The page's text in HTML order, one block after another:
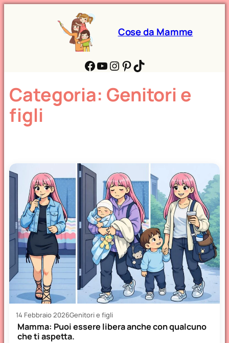
Cose da Mamme
Facebook YouTube Instagram Pinterest TikTok
Categoria: Genitori e
figli
14 Febbraio 2026Genitori e figli
Mamma: Puoi essere libera anche con qualcuno
che ti aspetta.